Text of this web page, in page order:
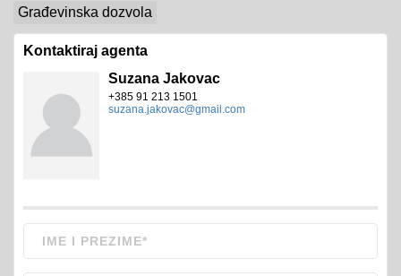
Građevinska dozvola
Kontaktiraj agenta
Suzana Jakovac
+385 91 213 1501
suzana.jakovac@gmail.com